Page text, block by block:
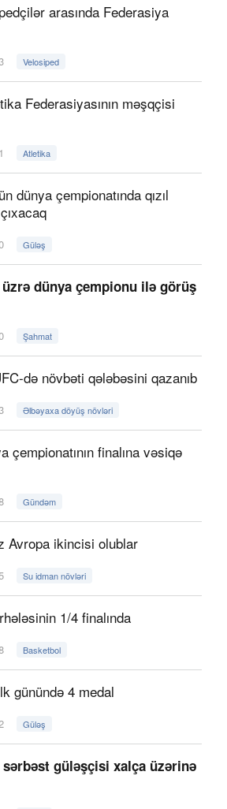
arasında Federasiya
Velosiped
Federasiyasının məşqçisi
Atletika
dünya çempionatında qızıl
Güləş
dünya çempionu ilə görüş
Şahmat
də növbəti qələbəsini qazanıb
Əlbəyaxa döyüş növləri
çempionatının finalına vəsiqə
Gündəm
Avropa ikincisi olublar
Su idman növləri
1/4 finalında
Basketbol
günündə 4 medal
Güləş
sərbəst güləşçisi xalça üzərinə